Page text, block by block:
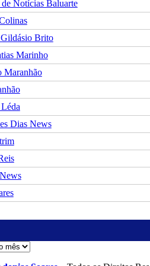
Notícias Baluarte
Brito
Marinho
Maranhão
Dias News